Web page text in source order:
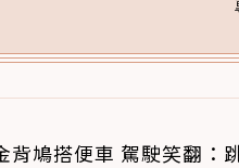
背鳩搭便車 駕駛笑翻：